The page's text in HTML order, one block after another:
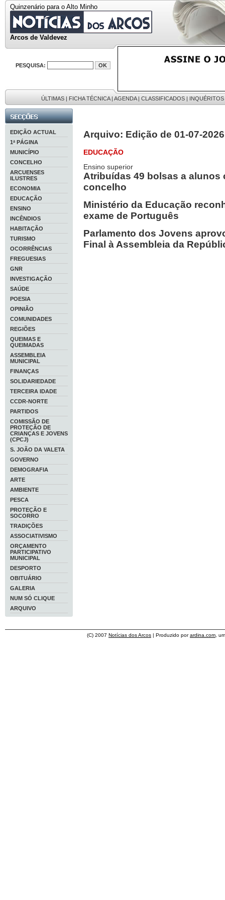
Quinzenário para o Alto Minho
Arcos de Valdevez
PESQUISA:
ÚLTIMAS | FICHA TÉCNICA| AGENDA| CLASSIFICADOS | INQUÉRITOS
EDIÇÃO ACTUAL
1ª PÁGINA
MUNICÍPIO
CONCELHO
ARCUENSES
ILUSTRES
ECONOMIA
EDUCAÇÃO
ENSINO
INCÊNDIOS
HABITAÇÃO
TURISMO
OCORRÊNCIAS
FREGUESIAS
GNR
INVESTIGAÇÃO
SAÚDE
POESIA
OPINIÃO
COMUNIDADES
REGIÕES
QUEIMAS E
QUEIMADAS
ASSEMBLEIA
MUNICIPAL
FINANÇAS
SOLIDARIEDADE
TERCEIRA IDADE
CCDR-NORTE
PARTIDOS
COMISSÃO DE
PROTEÇÃO DE
CRIANÇAS E JOVENS
(CPCJ)
S. JOÃO DA VALETA
GOVERNO
DEMOGRAFIA
ARTE
AMBIENTE
PESCA
PROTEÇÃO E
SOCORRO
TRADIÇÕES
ASSOCIATIVISMO
ORÇAMENTO
PARTICIPATIVO
MUNICIPAL
DESPORTO
OBITUÁRIO
GALERIA
NUM SÓ CLIQUE
ARQUIVO
Arquivo: Edição de 01-07-2026
EDUCAÇÃO
Ensino superior
Atribuídas 49 bolsas a alunos
concelho
Ministério da Educação
exame de Português
Parlamento dos Jovens
Final à Assembleia da
(C) 2007 Notícias dos Arcos | Produzido porardina.com ,